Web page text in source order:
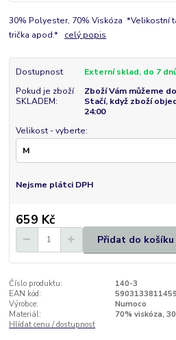
30% Polyester, 70% Viskóza *Velikostní
trička apod.* celý popis
Dostupnost
Externí sklad, do 7
Pokud je zboží
SKLADEM:
Zboží Vám můžeme
Stačí, když zboží
24:00
Velikost - vyberte:
Nejsme plátci DPH
659 Kč
Přidat do košíku
Číslo produktu:
140-3
EAN kód:
5903133811459
Výrobce:
Numoco
Materiál:
70% viskóza,
Hlídat cenu / dostupnost